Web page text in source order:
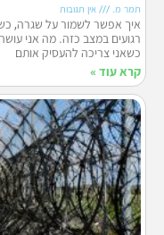
תמר מ. אין תגובות
איך אפשר לשמור על שגרה,
רגועים במצב כזה. מה אני
כשאני צריכה להעסיק אותם
קרא עוד »